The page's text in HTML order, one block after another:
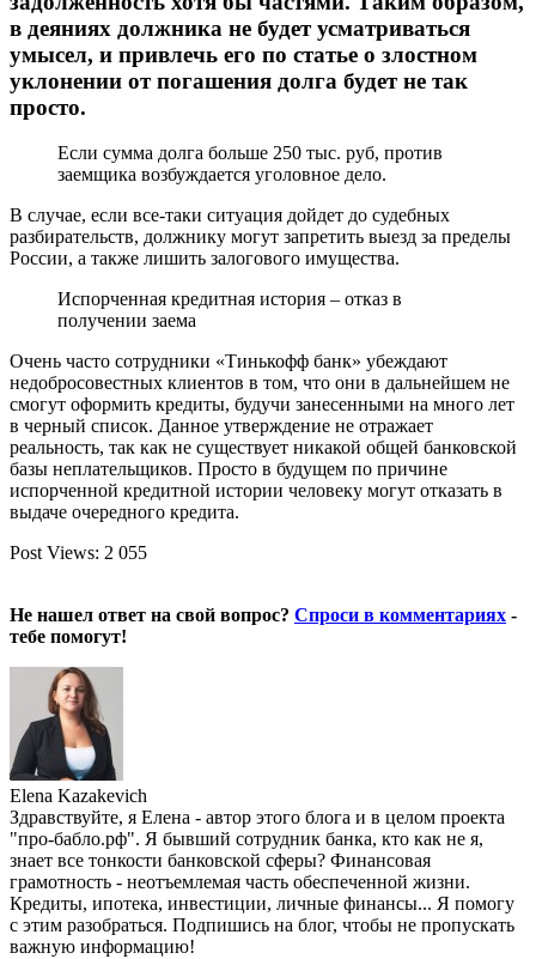
в деяниях должника не будет усматриваться
умысел, и привлечь его по статье о злостном
уклонении от погашения долга будет не так
просто.
Если сумма долга больше 250 тыс. руб, против
заемщика возбуждается уголовное дело.
В случае, если все-таки ситуация дойдет до судебных
разбирательств, должнику могут запретить выезд за пределы
России, а также лишить залогового имущества.
Испорченная кредитная история – отказ в
получении заема
Очень часто сотрудники «Тинькофф банк» убеждают
недобросовестных клиентов в том, что они в дальнейшем не
смогут оформить кредиты, будучи занесенными на много лет
в черный список. Данное утверждение не отражает
реальность, так как не существует никакой общей банковской
базы неплательщиков. Просто в будущем по причине
испорченной кредитной истории человеку могут отказать в
выдаче очередного кредита.
Post Views: 2 055
Не нашел ответ на свой вопрос? Спроси в комментариях -
тебе помогут!
Elena Kazakevich
Здравствуйте, я Елена - автор этого блога и в целом проекта
"про-бабло.рф". Я бывший сотрудник банка, кто как не я,
знает все тонкости банковской сферы? Финансовая
грамотность - неотъемлемая часть обеспеченной жизни.
Кредиты, ипотека, инвестиции, личные финансы... Я помогу
с этим разобраться. Подпишись на блог, чтобы не пропускать
важную информацию!